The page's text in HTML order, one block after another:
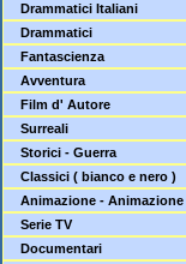
Drammatici Italiani
Drammatici
Fantascienza
Avventura
Film d' Autore
Surreali
Storici - Guerra
Classici ( bianco e nero )
Animazione -
Serie TV
Documentari